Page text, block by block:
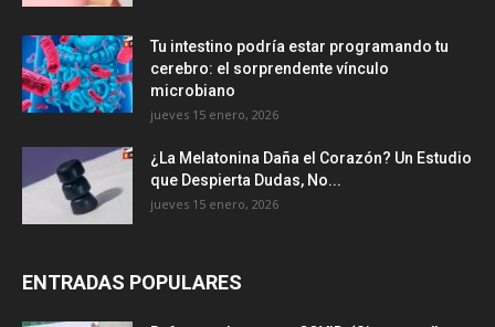
Tu intestino podría estar programando tu
cerebro: el sorprendente vínculo
microbiano
jueves 15 enero, 2026
¿La Melatonina Daña el Corazón? Un Estudio
que Despierta Dudas, No...
jueves 15 enero, 2026
ENTRADAS POPULARES